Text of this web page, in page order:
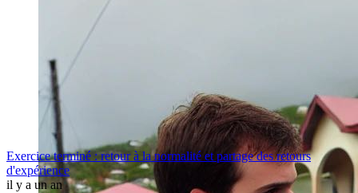
Exercice terminé : retour à la normalité et partage des retours
d'expérience
il y a un an